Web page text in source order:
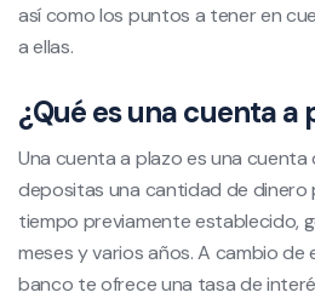
así como los puntos a tener en
a ellas.
¿Qué es una cuenta a
Una cuenta a plazo es una
depositas una cantidad de dinero
tiempo previamente establecido,
meses y varios años. A cambio de
banco te ofrece una tasa de